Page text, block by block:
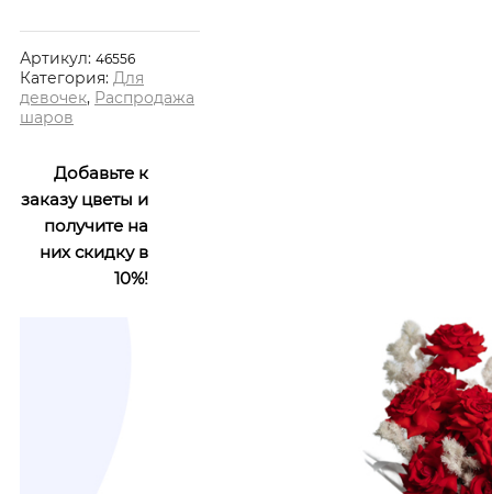
Артикул: 46556
Категория: Для
девочек, Распродажа
шаров
Добавьте к
заказу цветы и
получите на
них скидку в
10%!